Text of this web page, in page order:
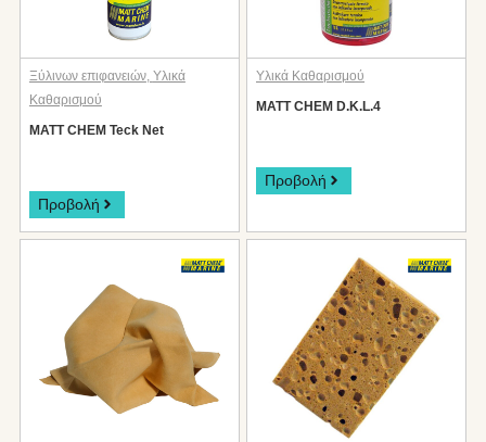
Ξύλινων επιφανειών, Υλικά
Καθαρισμού
MATT CHEM Teck Net
Προβολή
Υλικά Καθαρισμού
MATT CHEM D.K.L.4
Προβολή